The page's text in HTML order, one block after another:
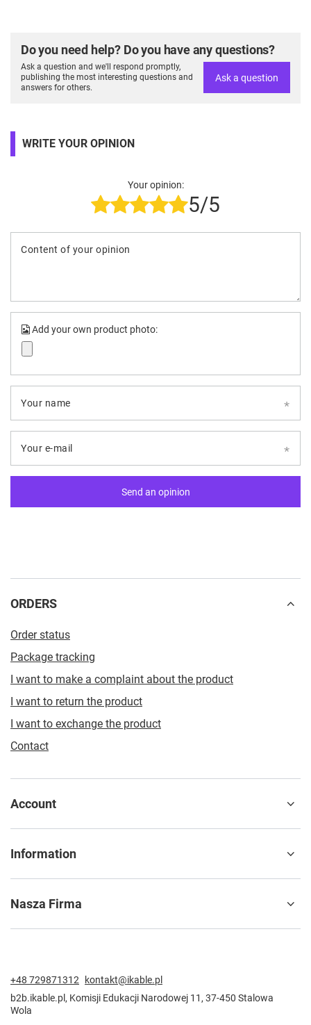
Do you need help? Do you have any questions?
Ask a question and we'll respond promptly,
publishing the most interesting questions and
answers for others.
Ask a question
WRITE YOUR OPINION
Your opinion:
5/5
Content of your opinion
Add your own product photo:
Your name
Your e-mail
Send an opinion
ORDERS
Order status
Package tracking
I want to make a complaint about the product
I want to return the product
I want to exchange the product
Contact
Account
Information
Nasza Firma
+48 729871312
kontakt@ikable.pl
b2b.ikable.pl , Komisji Edukacji Narodowej 11 , 37-450 Stalowa
Wola